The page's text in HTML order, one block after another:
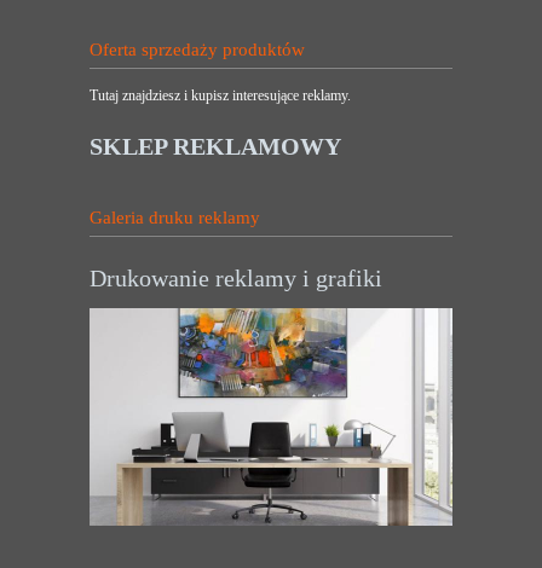
Oferta sprzedaży produktów
Tutaj znajdziesz i kupisz interesujące reklamy.
SKLEP REKLAMOWY
Galeria druku reklamy
Drukowanie reklamy i grafiki